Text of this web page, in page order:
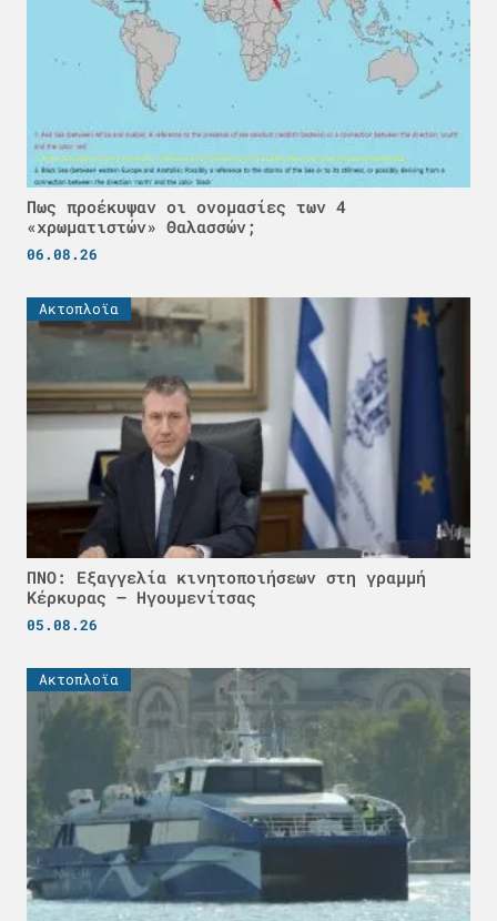
Πως προέκυψαν οι ονομασίες των 4
«χρωματιστών» Θαλασσών;
06.08.26
Ακτοπλοϊα
ΠΝΟ: Εξαγγελία κινητοποιήσεων στη γραμμή
Κέρκυρας – Ηγουμενίτσας
05.08.26
Ακτοπλοϊα